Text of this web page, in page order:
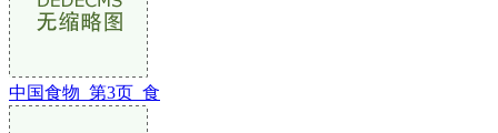
中国食物_第3页_食